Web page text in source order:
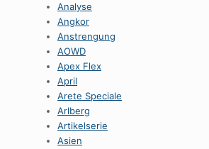
Analyse
Angkor
Anstrengung
AOWD
Apex Flex
April
Arete Speciale
Arlberg
Artikelserie
Asien